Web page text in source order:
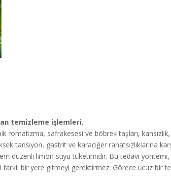
temizleme işlemleri.
romatizma, safrakesesi ve böbrek taşları,
tansiyon, gastrit ve karaciğer rahatsızlıklarına
düzenli limon suyu tüketimidir. Bu tedavi
farklı bir yere gitmeyi gerektirmez. Görece ucuz bir